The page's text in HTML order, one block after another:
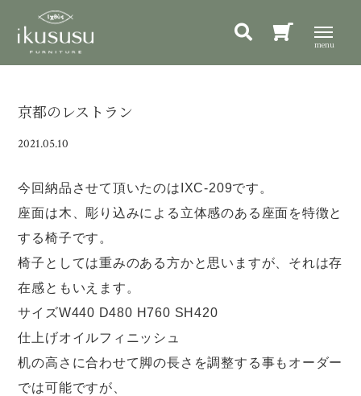
京都のレストラン
2021.05.10
今回納品させて頂いたのは IXC-209です。
座面は木、彫り込みによる立体感のある座面を特徴と
する椅子です。
椅子としては重みのある方かと思いますが、それは存
在感ともいえます。
サイズW440 D480 H760 SH420
仕上げオイルフィニッシュ
机の高さに合わせて脚の長さを調整する事もオーダー
では可能ですが、